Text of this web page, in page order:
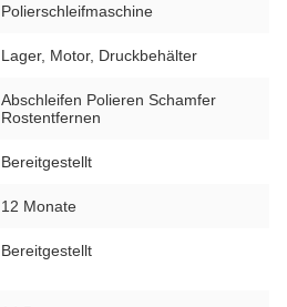
Polierschleifmaschine
Lager, Motor, Druckbehälter
Abschleifen Polieren Schamfer
Rostentfernen
Bereitgestellt
12 Monate
Bereitgestellt